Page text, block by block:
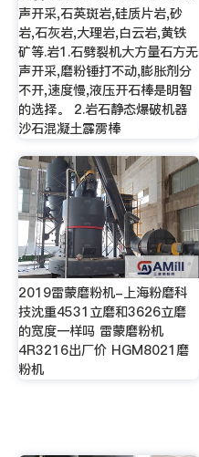
声开采,石英斑岩,硅质片岩,砂
岩,石灰岩,大理岩,白云岩,黄铁
矿等.岩1.石劈裂机大方量石方无
声开采,磨粉锤打不动,膨胀剂分
不开,速度慢,液压开石棒是明智
的选择。 2.岩石静态爆破机器
沙石混凝土霹雳棒
2019雷蒙磨粉机-上海粉磨科
技沈重4531立磨和3626立磨
的宽度一样吗 雷蒙磨粉机
4R3216出厂价 HGM8021磨
粉机